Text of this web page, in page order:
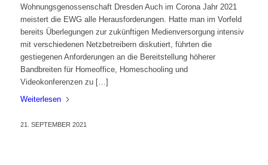
Wohnungsgenossenschaft Dresden Auch im Corona Jahr 2021
meistert die EWG alle Herausforderungen. Hatte man im Vorfeld
bereits Überlegungen zur zukünftigen Medienversorgung intensiv
mit verschiedenen Netzbetreibern diskutiert, führten die
gestiegenen Anforderungen an die Bereitstellung höherer
Bandbreiten für Homeoffice, Homeschooling und
Videokonferenzen zu […]
Weiterlesen
21. SEPTEMBER 2021